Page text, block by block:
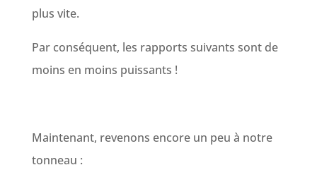
plus vite.
Par conséquent, les rapports suivants sont de
moins en moins puissants !
Maintenant, revenons encore un peu à notre
tonneau :